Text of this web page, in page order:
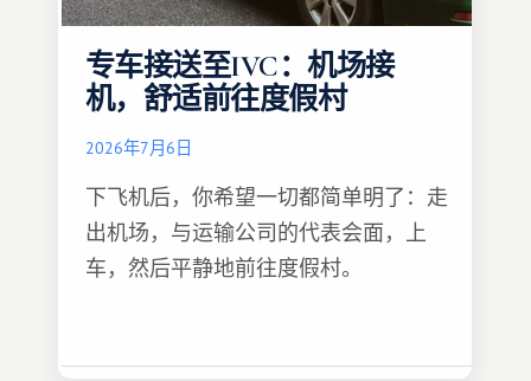
专车接送至IVC：机场接
机，舒适前往度假村
2026年7月6日
下飞机后，你希望一切都简单明了：走
出机场，与运输公司的代表会面，上
车，然后平静地前往度假村。